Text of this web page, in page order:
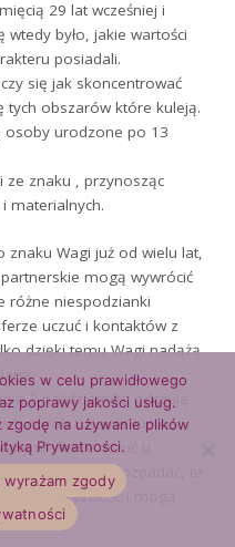
29 lat wcześniej i
było, jakie wartości
posiadali.
się jak skoncentrować
tych obszarów które kuleją.
osoby urodzone po 13
ze znaku , przynosząc
materialnych.
Wagi już od wielu lat,
mogą wywrócić
różne niespodzianki
uczuć i kontaktów z
dzięki temu Wagi nadążą
a 2 października odczują
w tym roku. Horoskop na
w sferze uczuć u
będą się rozpadać, te
przyszłość i mogą
w celu prawidłowego
poprawy jakości usług.
zgodę na używanie plików
Prywatności.
wyrażam zgody